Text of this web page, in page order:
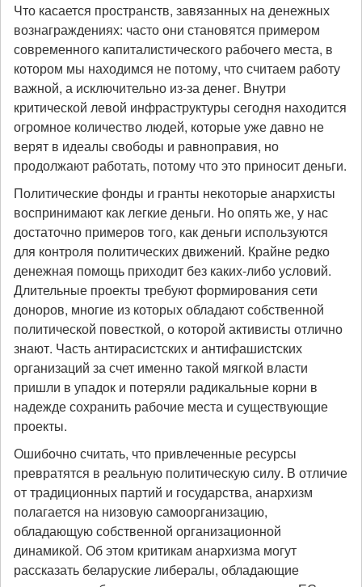
Что касается пространств, завязанных на денежных
вознаграждениях: часто они становятся примером
современного капиталистического рабочего места, в
котором мы находимся не потому, что считаем работу
важной, а исключительно из-за денег. Внутри
критической левой инфраструктуры сегодня находится
огромное количество людей, которые уже давно не
верят в идеалы свободы и равноправия, но
продолжают работать, потому что это приносит деньги.
Политические фонды и гранты некоторые анархисты
воспринимают как легкие деньги. Но опять же, у нас
достаточно примеров того, как деньги используются
для контроля политических движений. Крайне редко
денежная помощь приходит без каких-либо условий.
Длительные проекты требуют формирования сети
доноров, многие из которых обладают собственной
политической повесткой, о которой активисты отлично
знают. Часть антирасистских и антифашистских
организаций за счет именно такой мягкой власти
пришли в упадок и потеряли радикальные корни в
надежде сохранить рабочие места и существующие
проекты.
Ошибочно считать, что привлеченные ресурсы
превратятся в реальную политическую силу. В отличие
от традиционных партий и государства, анархизм
полагается на низовую самоорганизацию,
обладающую собственной организационной
динамикой. Об этом критикам анархизма могут
рассказать беларуские либералы, обладающие